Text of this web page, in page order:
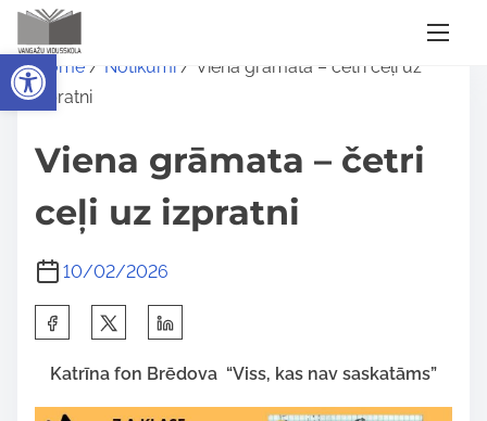
Open toolbar
i
Home / Notikumi / Viena grāmata – četri ceļi uz
izpratni
Viena grāmata – četri
ceļi uz izpratni
10/02/2026
r
Katrīna fon Brēdova “Viss, kas nav saskatāms”